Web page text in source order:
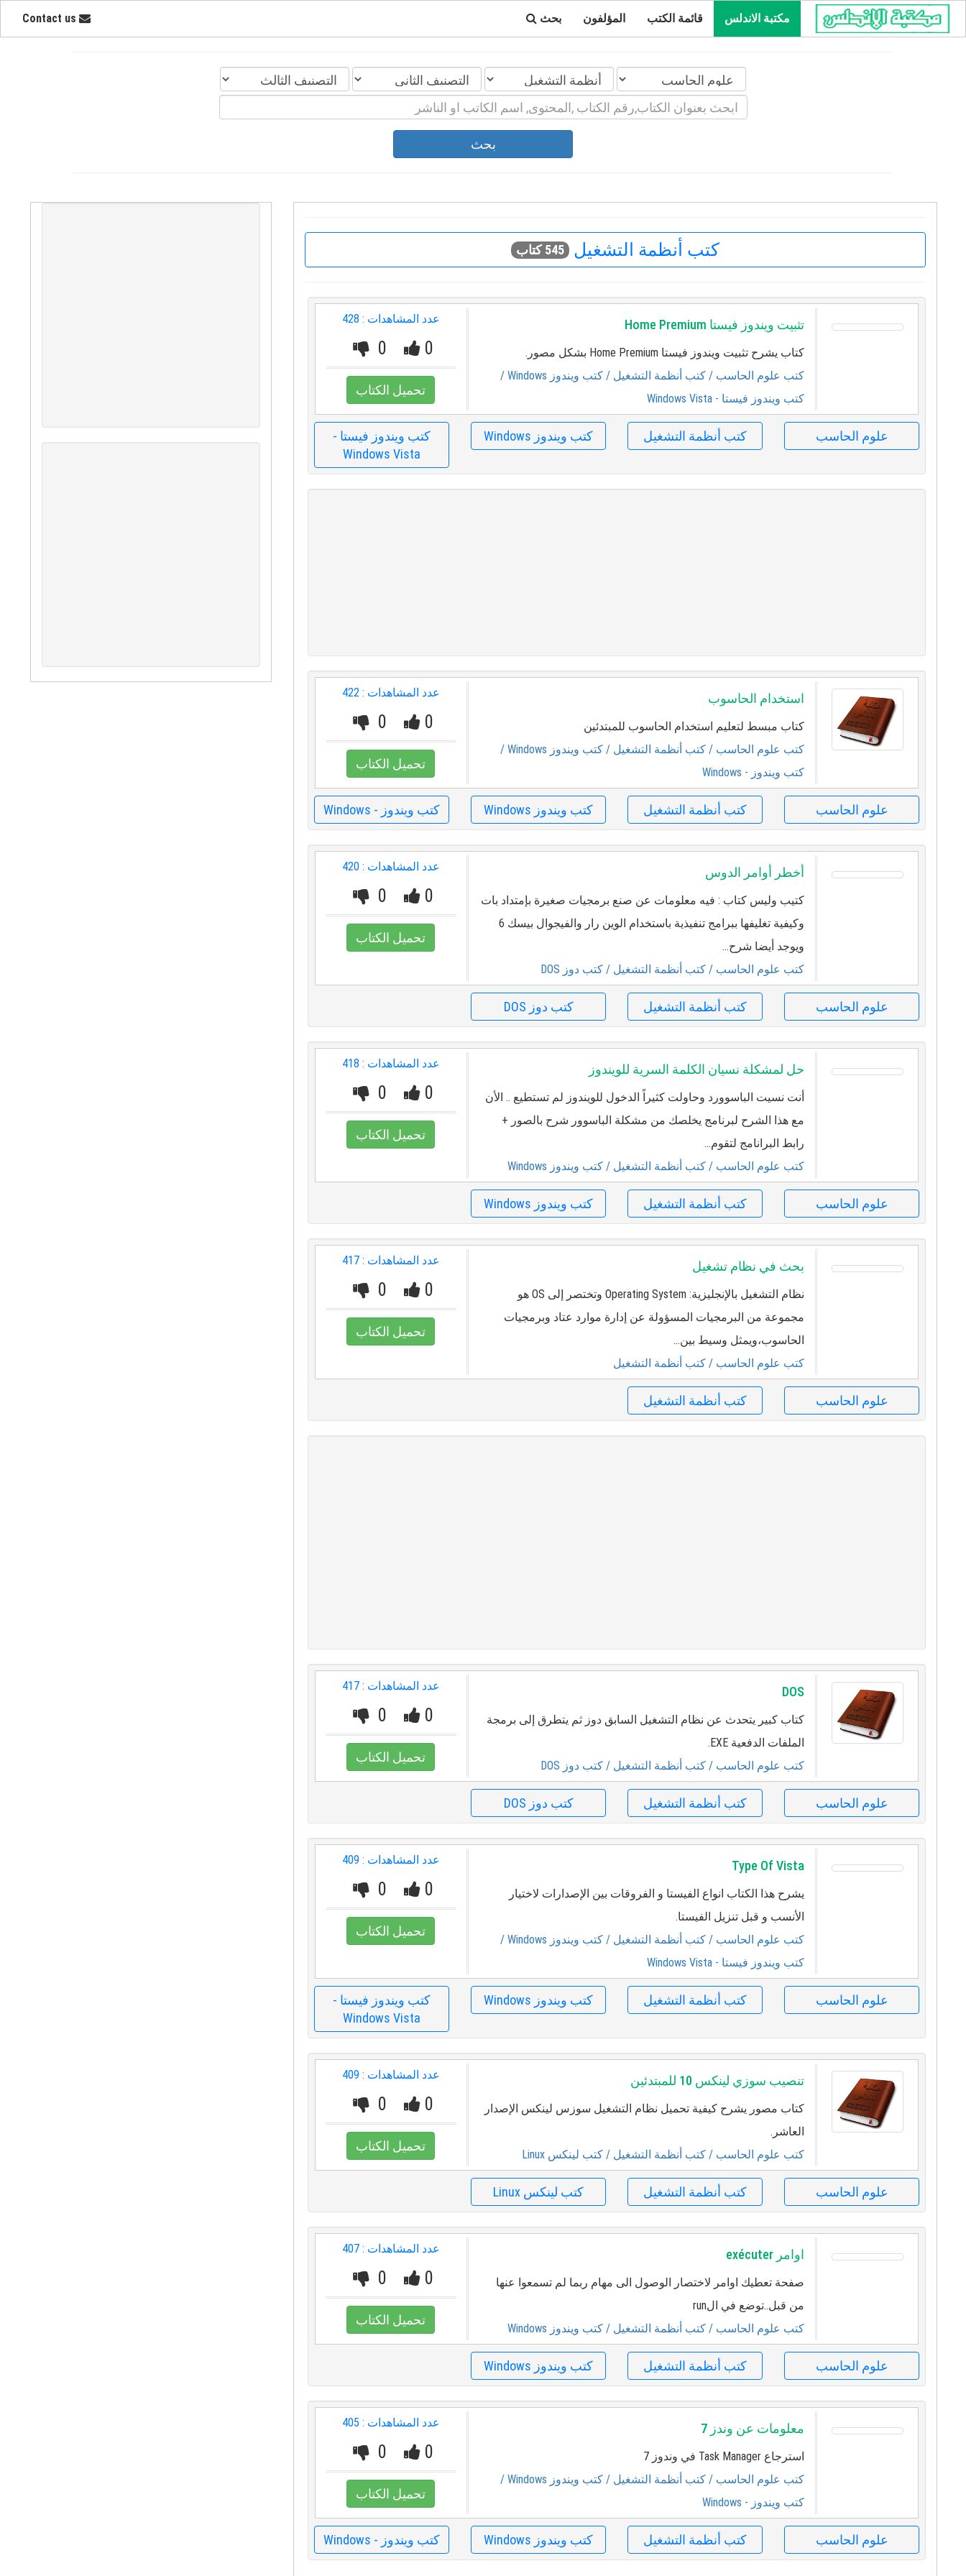
مكتبة الاندلس قائمة الكتب المؤلفون بحث
بحث
كتب أنظمة التشغيل 545 كتاب
تثبيت ويندوز فيستا Home Premium
كتاب يشرح تثبيت ويندوز فيستا Home Premium بشكل مصور.
كتب علوم الحاسب / كتب أنظمة التشغيل / كتب ويندوز Windows
/
كتب ويندوز فيستا - Windows Vista
عدد المشاهدات : 428
0
0
تحميل الكتاب
علوم الحاسب كتب أنظمة التشغيل كتب ويندوز Windows
كتب ويندوز فيستا -
Windows Vista
استخدام الحاسوب
كتاب مبسط لتعليم استخدام الحاسوب للمبتدئين
كتب علوم الحاسب / كتب أنظمة التشغيل / كتب ويندوز Windows
/
كتب ويندوز - Windows
عدد المشاهدات : 422
0
0
تحميل الكتاب
علوم الحاسب كتب أنظمة التشغيل كتب ويندوز Windows كتب ويندوز - Windows
أخطر أوامر الدوس
كتيب وليس كتاب : فيه معلومات عن صنع برمجيات صغيرة بإمتداد بات
وكيفية تغليفها ببرامج تنفيذية باستخدام الوين رار والفيجوال بيسك 6
ويوجد أيضا شرح...
كتب علوم الحاسب / كتب أنظمة التشغيل / كتب دوز DOS
عدد المشاهدات : 420
0
0
تحميل الكتاب
علوم الحاسب كتب أنظمة التشغيل كتب دوز DOS
حل لمشكلة نسيان الكلمة السرية للويندوز
أنت نسيت الباسوورد وحاولت كثيراً الدخول للويندوز لم تستطيع .. الأن
مع هذا الشرح لبرنامج يخلصك من مشكلة الباسوور شرح بالصور +
رابط البرانامج لتقوم...
كتب علوم الحاسب / كتب أنظمة التشغيل / كتب ويندوز Windows
عدد المشاهدات : 418
0
0
تحميل الكتاب
علوم الحاسب كتب أنظمة التشغيل كتب ويندوز Windows
بحث في نظام تشغيل
نظام التشغيل بالإنجليزية: Operating System وتختصر إلى OS هو
مجموعة من البرمجيات المسؤولة عن إدارة موارد عتاد وبرمجيات
الحاسوب،ويمثل وسيط بين...
كتب علوم الحاسب / كتب أنظمة التشغيل
عدد المشاهدات : 417
0
0
تحميل الكتاب
علوم الحاسب كتب أنظمة التشغيل
DOS
كتاب كبير يتحدث عن نظام التشغيل السابق دوز ثم يتطرق إلى برمجة
الملفات الدفعية EXE.
كتب علوم الحاسب / كتب أنظمة التشغيل / كتب دوز DOS
عدد المشاهدات : 417
0
0
تحميل الكتاب
علوم الحاسب كتب أنظمة التشغيل كتب دوز DOS
Type Of Vista
يشرح هذا الكتاب انواع الفيستا و الفروقات بين الإصدارات لاختيار
الأنسب و قبل تنزيل الفيستا.
كتب علوم الحاسب / كتب أنظمة التشغيل / كتب ويندوز Windows
/
كتب ويندوز فيستا - Windows Vista
عدد المشاهدات : 409
0
0
تحميل الكتاب
علوم الحاسب كتب أنظمة التشغيل كتب ويندوز Windows
كتب ويندوز فيستا -
Windows Vista
تنصيب سوزي لينكس 10 للمبتدئين
كتاب مصور يشرح كيفية تحميل نظام التشغيل سوزس لينكس الإصدار
العاشر.
كتب علوم الحاسب / كتب أنظمة التشغيل / كتب لينكس Linux
عدد المشاهدات : 409
0
0
تحميل الكتاب
علوم الحاسب كتب أنظمة التشغيل كتب لينكس Linux
اوامر exécuter
صفحة تعطيك اوامر لاختصار الوصول الى مهام ربما لم تسمعوا عنها
من قبل..توضع في الrun
كتب علوم الحاسب / كتب أنظمة التشغيل / كتب ويندوز Windows
عدد المشاهدات : 407
0
0
تحميل الكتاب
علوم الحاسب كتب أنظمة التشغيل كتب ويندوز Windows
معلومات عن وندز 7
استرجاع Task Manager في وندوز 7
كتب علوم الحاسب / كتب أنظمة التشغيل / كتب ويندوز Windows
/
كتب ويندوز - Windows
عدد المشاهدات : 405
0
0
تحميل الكتاب
علوم الحاسب كتب أنظمة التشغيل كتب ويندوز Windows كتب ويندوز - Windows